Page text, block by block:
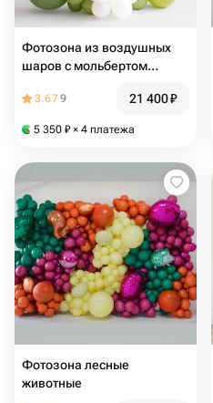
Фотозона из воздушных
шаров с мольбертом
3.679 21 400₽
5 350 ₽ × 4 платежа
Фотозона лесные
животные